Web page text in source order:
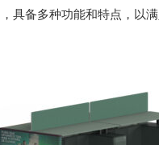
具备多种功能和特点，以